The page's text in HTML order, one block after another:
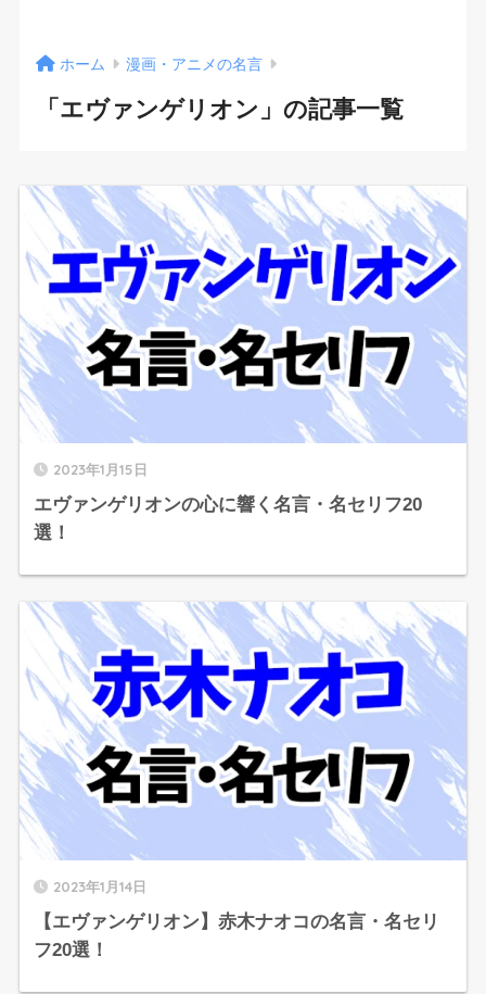
ホーム 漫画・アニメの名言
「エヴァンゲリオン」の記事一覧
2023年1月15日
エヴァンゲリオンの心に響く名言・名セリフ20
選！
2023年1月14日
【エヴァンゲリオン】赤木ナオコの名言・名セリ
フ20選！